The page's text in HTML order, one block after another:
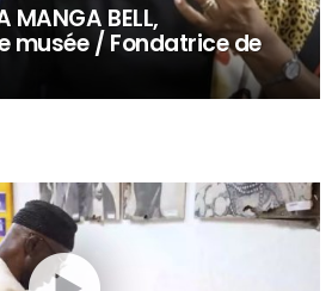
MANGA BELL,
musée / Fondatrice de